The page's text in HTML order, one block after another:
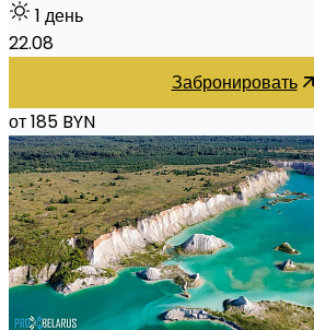
1 день
22.08
Забронировать
от 185 BYN